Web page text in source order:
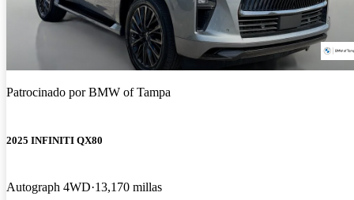
Patrocinado porBMW of Tampa
2025 INFINITI QX80
Autograph 4WD 13,170 millas